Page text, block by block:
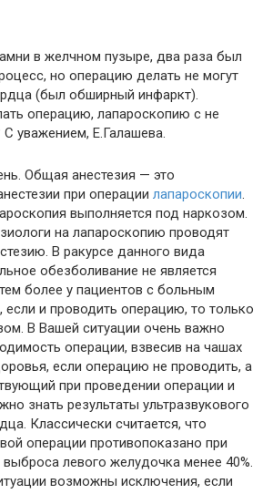
в желчном пузыре, два раза был
но операцию делать не могут
(был обширный инфаркт).
операцию, лапароскопию с не
уважением, Е.Галашева.
Общая анестезия — это
при операции лапароскопии.
выполняется под наркозом.
на лапароскопию проводят
В ракурсе данного вида
обезболивание не является
более у пациентов с больным
и проводить операцию, то только
В Вашей ситуации очень важно
операции, взвесив на чашах
если операцию не проводить, а
при проведении операции и
знать результаты ультразвукового
Классически считается, что
операции противопоказано при
левого желудочка менее 40%.
возможны исключения, если